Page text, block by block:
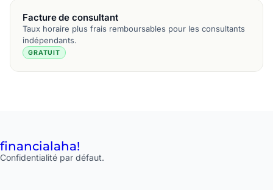
Facture de consultant
Taux horaire plus frais remboursables pour les consultants
indépendants.
GRATUIT
financialaha!
Confidentialité par défaut.